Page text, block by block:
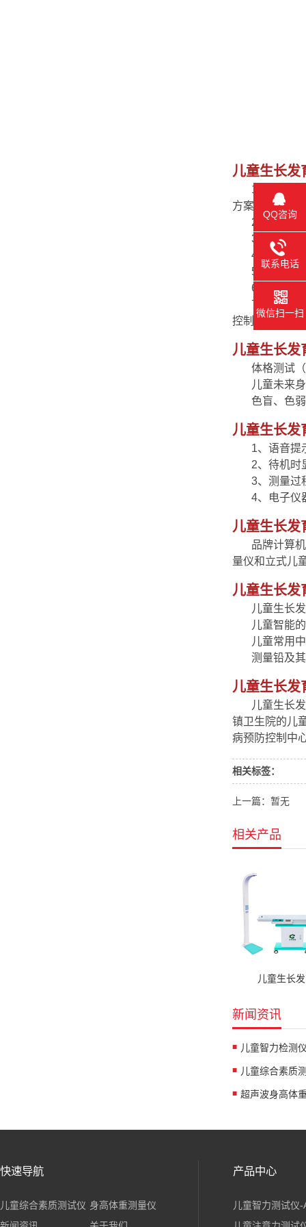
儿童生长
1、彩色外观
方案。
2、测试结果
3、台式、立
4、大部分测
5、有高清摄
6、大容量存
7、儿童身高
控制，自动测
儿童生长发
体格测试（
儿童未来身
色盲、色弱
儿童生长发
1、语音提示
2、待机时
3、测量过
4、电子仪
儿童生长发
品牌计算
量仪和立式儿
儿童生长发
儿童生长发
儿童智能的
儿童常用中
测量铅及
儿童生长发
儿童生长发
镇卫生院的儿
病预防控制中
相关标签：
上一篇：暂无
相关产品
儿童生长
新闻资讯
快速导航
儿童综合素质测试仪 身高体重测量仪
产品中心
儿童智力测试仪-
QQ咨询
联系电话
微信扫一扫